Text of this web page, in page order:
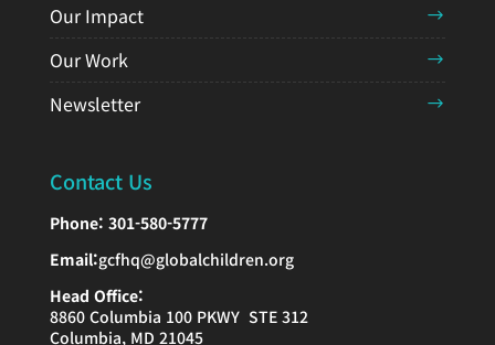
Our Impact
Our Work
Newsletter
Contact Us
Phone: 301-580-5777
Email:gcfhq@globalchildren.org
Head Office:
8860 Columbia 100 PKWY STE 312
Columbia, MD 21045